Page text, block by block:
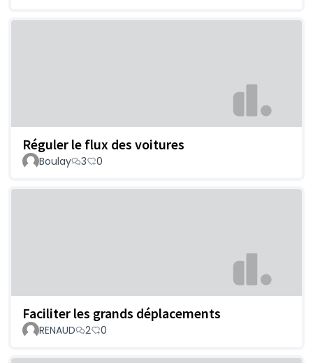
Réguler le flux des voitures
Boulay 3 0
Faciliter les grands déplacements
RENAUD 2 0